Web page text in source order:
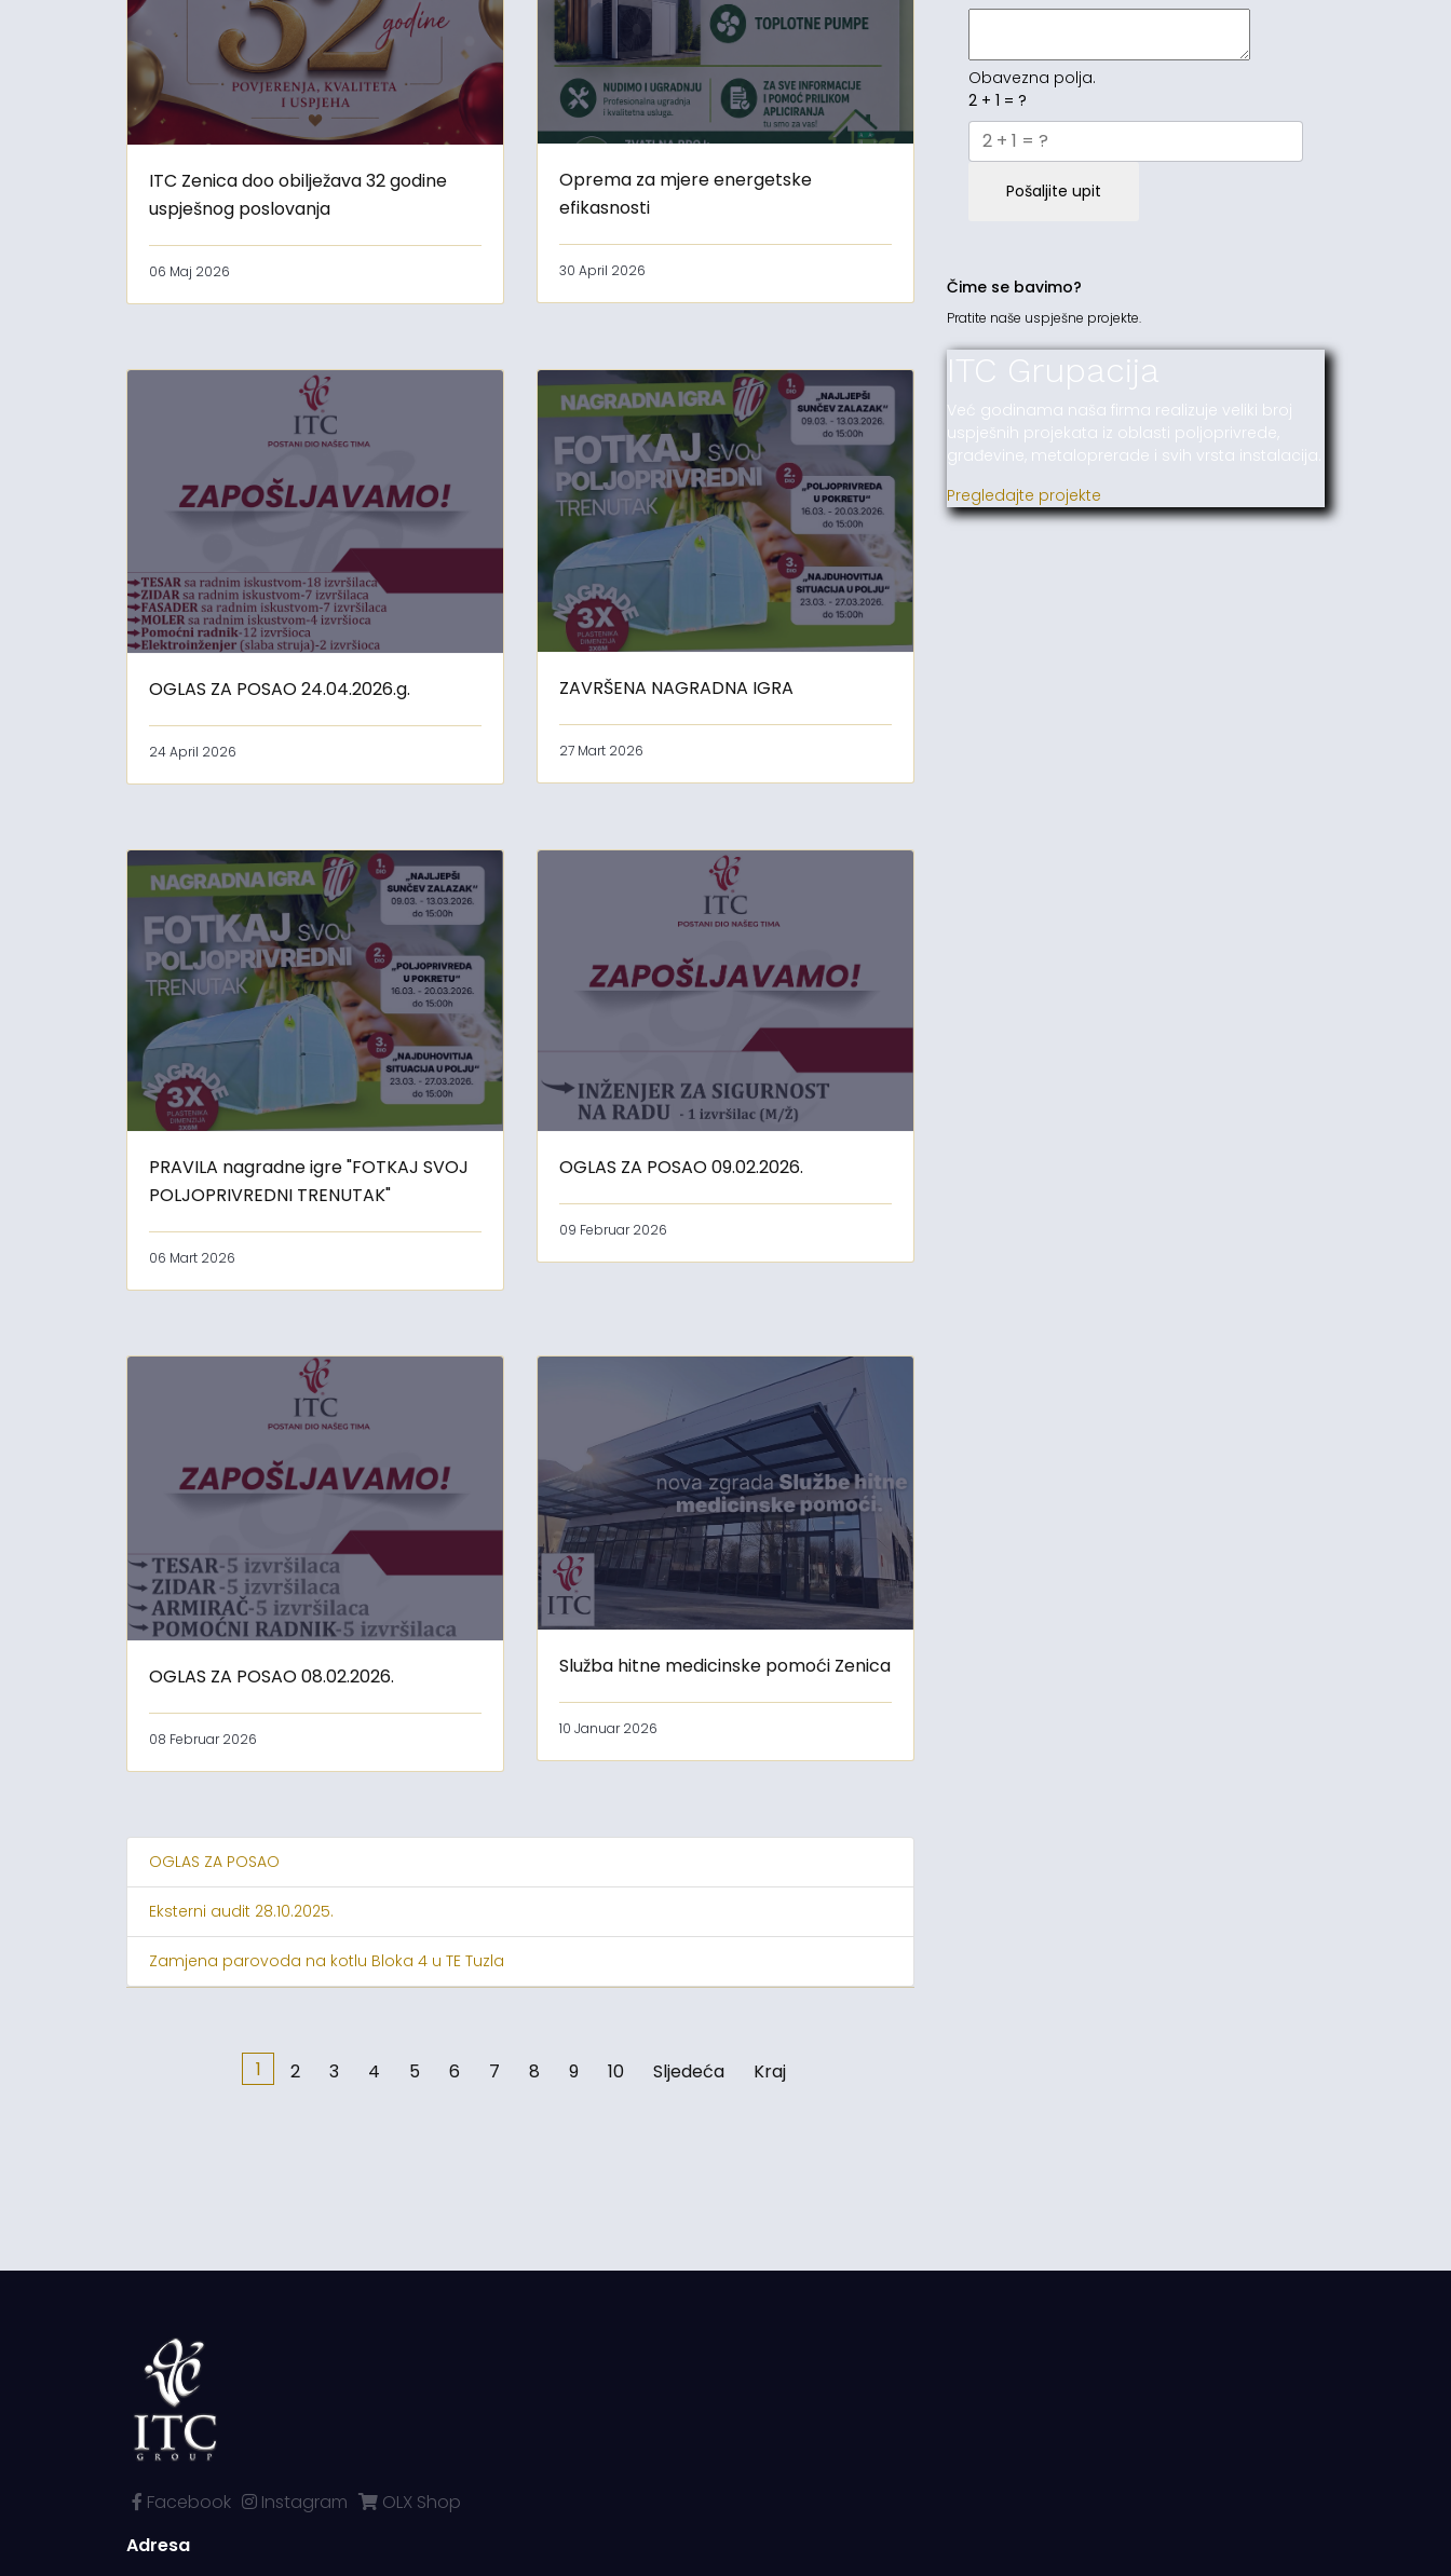
ITC Zenica doo obilježava 32 godine
uspješnog poslovanja
06 Maj 2026
Oprema za mjere energetske
efikasnosti
30 April 2026
OGLAS ZA POSAO 24.04.2026.g.
24 April 2026
ZAVRŠENA NAGRADNA IGRA
27 Mart 2026
PRAVILA nagradne igre "FOTKAJ SVOJ
POLJOPRIVREDNI TRENUTAK"
06 Mart 2026
OGLAS ZA POSAO 09.02.2026.
09 Februar 2026
OGLAS ZA POSAO 08.02.2026.
08 Februar 2026
Služba hitne medicinske pomoći Zenica
10 Januar 2026
OGLAS ZA POSAO
Eksterni audit 28.10.2025.
Zamjena parovoda na kotlu Bloka 4 u TE Tuzla
1 2 3 4 5 6 7 8 9 10 Sljedeća Kraj
Obavezna polja.
2 + 1 = ?
Pošaljite upit
Čime se bavimo?
Pratite naše uspješne projekte.
ITC Grupacija
Već godinama naša firma realizuje veliki broj
uspješnih projekata iz oblasti poljoprivrede,
građevine, metaloprerade i svih vrsta instalacija.
Pregledajte projekte
Facebook Instagram
OLX Shop
Adresa